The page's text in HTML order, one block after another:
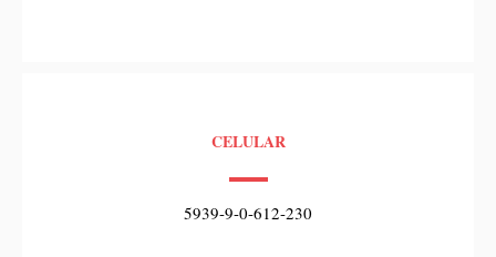
CELULAR
5939-9-0-612-230